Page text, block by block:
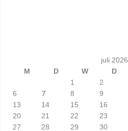
juli 2026
M
D W D
1
2
6
7 8 9
13
14 15 16
20
21 22 23
27
28 29 30